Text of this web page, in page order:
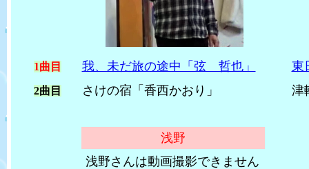
1曲目 我、未だ旅の途中「弦 哲也」 東
2曲目 さけの宿「香西かおり」 津軽
浅野
浅野さんは動画撮影できません